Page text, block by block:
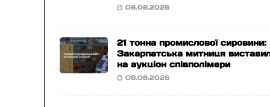
08.08.2026
21 тонна промислової сировини:
Закарпатська митниця
на аукціон співполімери
08.08.2026